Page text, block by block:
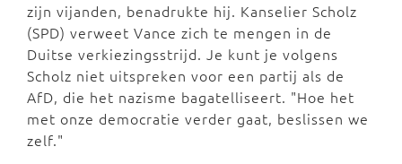
zijn vijanden, benadrukte hij. Kanselier Scholz
(SPD) verweet Vance zich te mengen in de
Duitse verkiezingsstrijd. Je kunt je volgens
Scholz niet uitspreken voor een partij als de
AfD, die het nazisme bagatelliseert. "Hoe het
met onze democratie verder gaat, beslissen we
zelf."